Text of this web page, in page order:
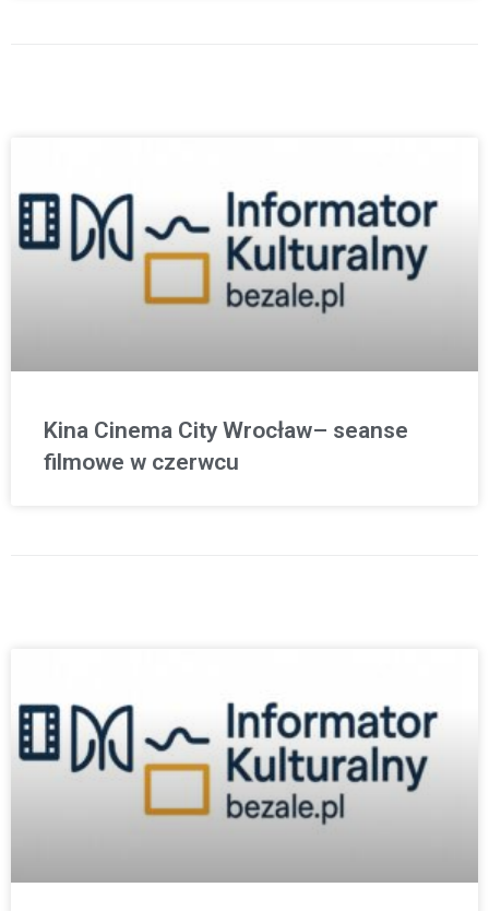
Kina Cinema City Wrocław– seanse
filmowe w czerwcu